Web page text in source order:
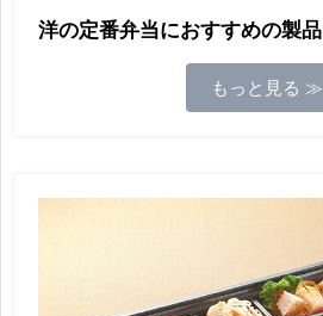
洋の定番弁当におすすめの製品
もっと見る ≫